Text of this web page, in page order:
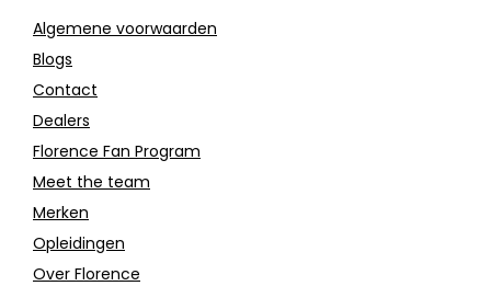
Algemene voorwaarden
Blogs
Contact
Dealers
Florence Fan Program
Meet the team
Merken
Opleidingen
Over Florence